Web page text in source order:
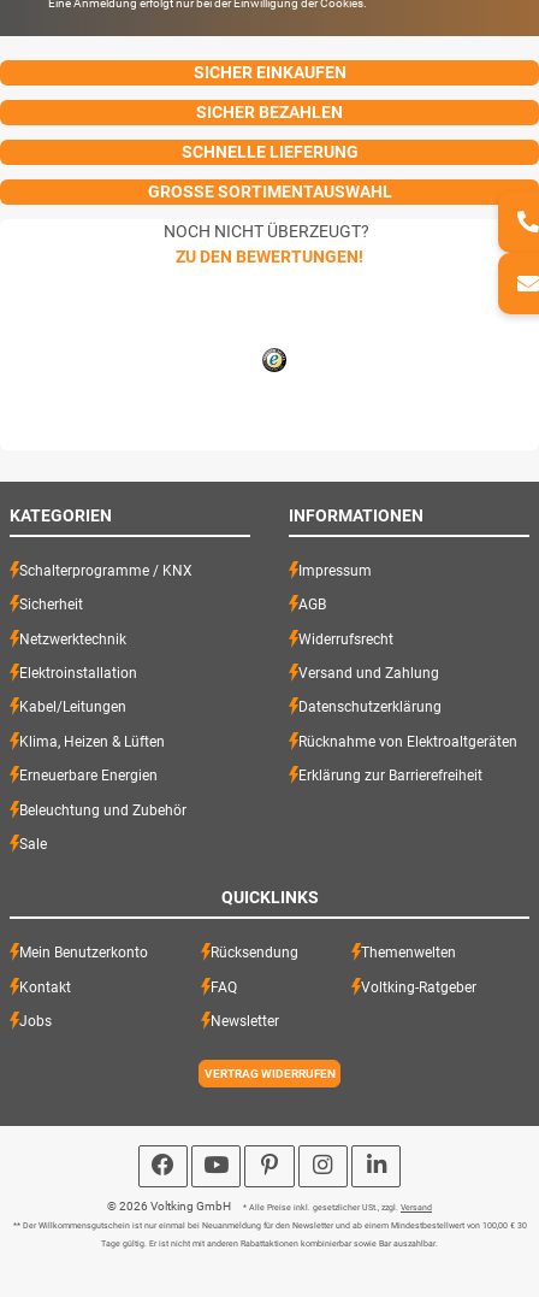
Eine Anmeldung erfolgt nur bei der Einwilligung der Cookies.
SICHER EINKAUFEN
SICHER BEZAHLEN
SCHNELLE LIEFERUNG
GROSSE SORTIMENTAUSWAHL
NOCH NICHT ÜBERZEUGT?
ZU DEN BEWERTUNGEN!
KATEGORIEN
Schalterprogramme / KNX
Sicherheit
Netzwerktechnik
Elektroinstallation
Kabel/Leitungen
Klima, Heizen & Lüften
Erneuerbare Energien
Beleuchtung und Zubehör
Sale
INFORMATIONEN
Impressum
AGB
Widerrufsrecht
Versand und Zahlung
Datenschutzerklärung
Rücknahme von Elektroaltgeräten
Erklärung zur Barrierefreiheit
QUICKLINKS
Mein Benutzerkonto Rücksendung Themenwelten
Kontakt FAQ Voltking-Ratgeber
Jobs Newsletter
VERTRAG WIDERRUFEN
© 2026 Voltking GmbH * Alle Preise inkl. gesetzlicher USt., zzgl. Versand
** Der Willkommensgutschein ist nur einmal bei Neuanmeldung für den Newsletter und ab einem Mindestbestellwert von 100,00 € 30
Tage gültig. Er ist nicht mit anderen Rabattaktionen kombinierbar sowie Bar auszahlbar.